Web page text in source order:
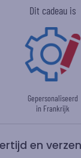
Dit cadeau is
Gepersonaliseerd
in Frankrijk
en